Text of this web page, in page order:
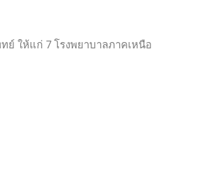
ย์​ ให้แก่ 7 โรงพยาบาลภาคเหนือ